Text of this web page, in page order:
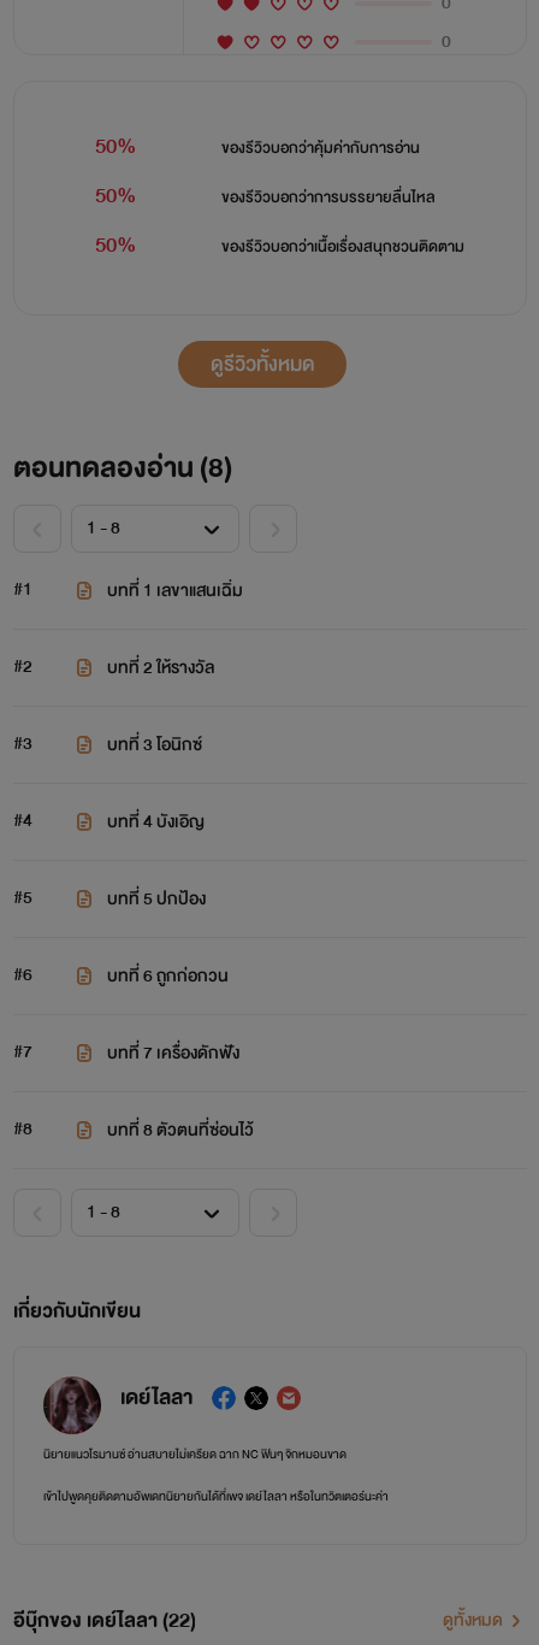
0
50% ของรีวิวบอกว่าคุ้มค่ากับการอ่าน
50% ของรีวิวบอกว่าการบรรยายลื่นไหล
50% ของรีวิวบอกว่าเนื้อเรื่องสนุกชวนติดตาม
ดูรีวิวทั้งหมด
ตอนทดลองอ่าน (8)
#1 บทที่ 1 เลขาแสนเฉิ่ม
#2 บทที่ 2 ให้รางวัล
#3 บทที่ 3 โอนิกซ์
#4 บทที่ 4 บังเอิญ
#5 บทที่ 5 ปกป้อง
#6 บทที่ 6 ถูกก่อกวน
#7 บทที่ 7 เครื่องดักฟัง
#8 บทที่ 8 ตัวตนที่ซ่อนไว้
เกี่ยวกับนักเขียน
เดย์ไลลา
นิยายแนวโรมานซ์ อ่านสบายไม่เครียด ฉาก NC ฟินๆ จิกหมอนขาด
เข้าไปพูดคุยติดตามอัพเดทนิยายกันได้ที่เพจ เดย์ไลลา หรือในทวิตเตอร์นะค่า
อีบุ๊กของ เดย์ไลลา (22) ดูทั้งหมด